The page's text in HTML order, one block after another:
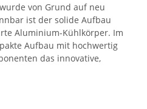
von Grund auf neu
ist der solide Aufbau
Aluminium-Kühlkörper. Im
Aufbau mit hochwertig
das innovative,